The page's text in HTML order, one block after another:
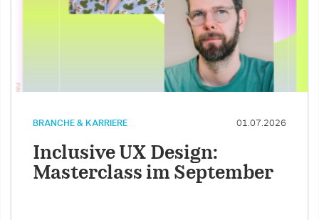
BRANCHE & KARRIERE 01.07.2026
Inclusive UX Design:
Masterclass im September